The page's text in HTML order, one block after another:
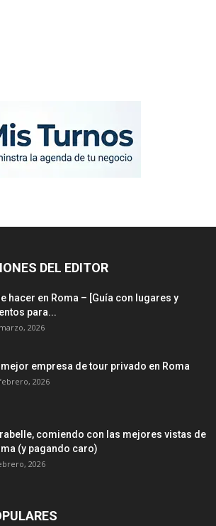
DEL EDITOR
hacer en Roma – [Guía con lugares y
para...
2026
mejor empresa de tour privado en Roma
2026
comiendo con las mejores vistas de
(y pagando caro)
2026